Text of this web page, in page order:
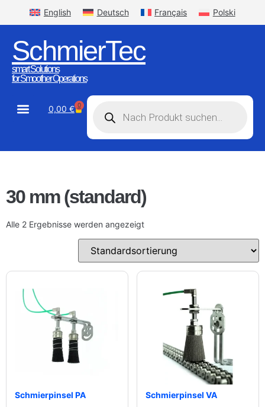
English Deutsch Français Polski
SchmierTec
smart Solutions
for Smoother Operations
0,00 € 0
30 mm (standard)
Alle 2 Ergebnisse werden angezeigt
Schmierpinsel PA Schmierpinsel VA